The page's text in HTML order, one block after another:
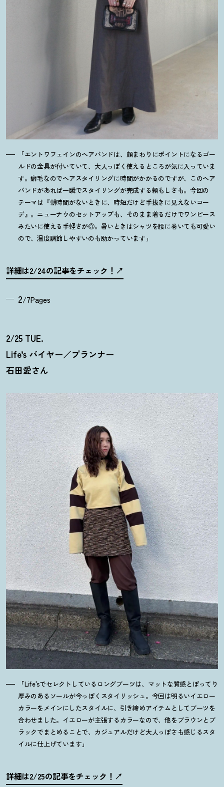
「エントワフェインのヘアバンドは、顔まわりにポイントになるゴー
ルドの金具が付いていて、大人っぽく使えるところが気に入っていま
す。癖毛なのでヘアスタイリングに時間がかかるのですが、このヘア
バンドがあれば一瞬でスタイリングが完成する頼もしさも。今回の
テーマは『朝時間がないときに、時短だけど手抜きに見えないコー
デ』。ニューナウのセットアップも、そのまま着るだけでワンピース
みたいに使える手軽さが◎。暑いときはシャツを腰に巻いても可愛い
ので、温度調節しやすいのも助かっています」
詳細は2/24の記事をチェック ！
2/7Pages
2/25 TUE.
Life’s バイヤー／プランナー
石田愛さん
「Life'sでセレクトしているロングブーツは、マットな質感とぽってり
厚みのあるソールが今っぽくスタイリッシュ。今回は明るいイエロー
カラーをメインにしたスタイルに、引き締めアイテムとしてブーツを
合わせました。イエローが主張するカラーなので、他をブラウンとブ
ラックでまとめることで、カジュアルだけど大人っぽさも感じるスタ
イルに仕上げています」
詳細は2/25の記事をチェック ！